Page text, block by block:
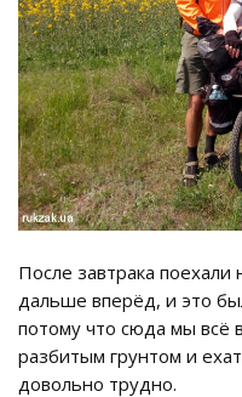
После завтрака
дальше вперёд, и это
потому что сюда мы всё
разбитым грунтом и
довольно трудно.